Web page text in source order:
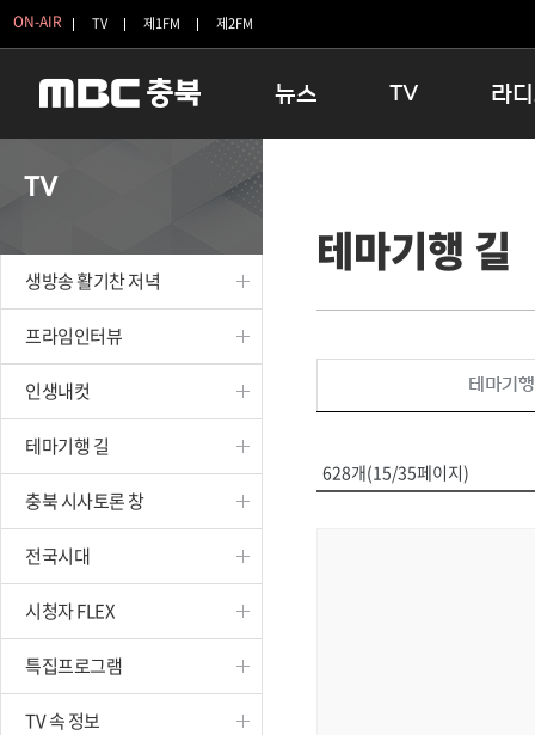
ON-AIR TV 제1FM 제2FM
뉴스
보은
옥천
TV
인생내컷
테마기행 길
시청자 FLEX
라
16:00
우리 고
TV
생방송 활기찬 저녁
프라임인터뷰
인생내컷
테마기행 길
충북 시사토론 창
전국시대
시청자 FLEX
특집프로그램
TV 속 정보
테마기행 길
테마기
628개(15/35페이지)